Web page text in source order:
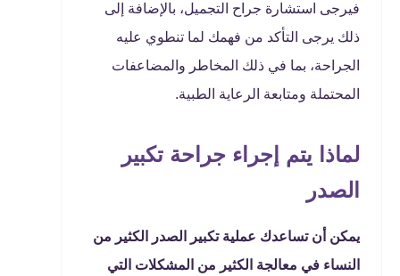
فيرجى استشارة جراح التجميل، بالإضافة إلى
ذلك يرجى التأكد من فهمك لما تنطوي عليه
الجراحة، بما في ذلك المخاطر والمضاعفات
المحتملة ومتابعة الرعاية الطبية.
لماذا يتم إجراء جراحة تكبير
الصدر
يمكن أن تساعدك عملية تكبير الصدر الكثير من
النساء في معالجة الكثير من المشكلات التي